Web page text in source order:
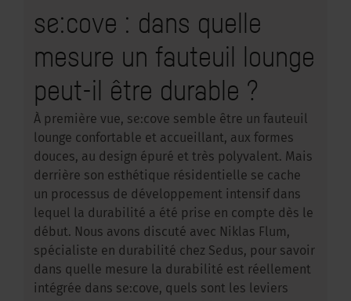
se:cove : dans quelle
mesure un fauteuil lounge
peut-il être durable ?
À première vue, se:cove semble être un fauteuil
lounge confortable et accueillant, aux formes
douces, au design épuré et très polyvalent. Mais
derrière son esthétique résidentielle se cache
un processus de développement intensif dans
lequel la durabilité a été prise en compte dès le
début. Nous avons discuté avec Niklas Flum,
spécialiste en durabilité chez Sedus, pour savoir
dans quelle mesure la durabilité est réellement
intégrée dans se:cove, quels sont les leviers